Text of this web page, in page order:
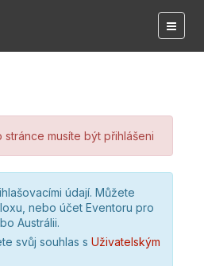
musíte být přihlášeni
údají. Můžete
nebo účet Eventoru pro
Austrálii.
svůj souhlas s Uživatelským